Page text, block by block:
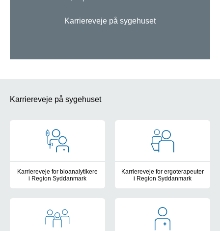
Karriereveje på sygehuset
Karriereveje på sygehuset
Karriereveje for bioanalytikere
i Region Syddanmark
Karriereveje for ergoterapeuter
i Region Syddanmark